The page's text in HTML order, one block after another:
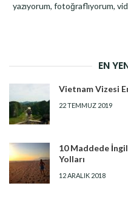
yazıyorum, fotoğraflıyorum,
EN
Vietnam Vizesi
22 TEMMUZ 2019
10 Maddede
Yolları
12 ARALIK 2018